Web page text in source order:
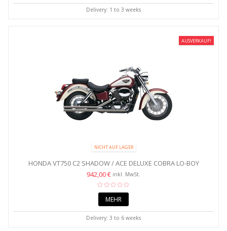
Delivery: 1 to 3 weeks
AUSVERKAUF!
NICHT AUF LAGER
HONDA VT750 C2 SHADOW / ACE DELUXE COBRA LO-BOY
SHOTGUN...
942,00 € inkl. MwSt.
MEHR
Delivery: 3 to 6 weeks